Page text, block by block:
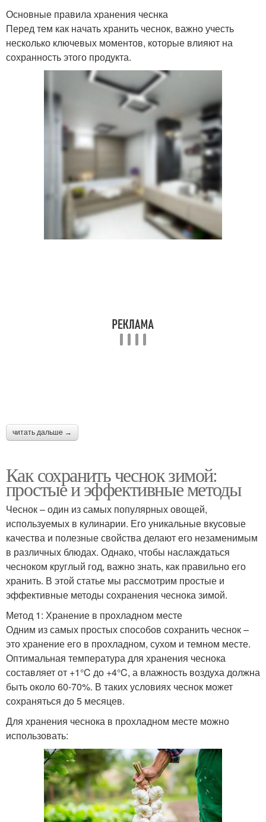
Основные правила хранения чеснка
Перед тем как начать хранить чеснок, важно учесть
несколько ключевых моментов, которые влияют на
сохранность этого продукта.
читать дальше →
Как сохранить чеснок зимой:
простые и эффективные методы
Чеснок – один из самых популярных овощей,
используемых в кулинарии. Его уникальные вкусовые
качества и полезные свойства делают его незаменимым
в различных блюдах. Однако, чтобы наслаждаться
чесноком круглый год, важно знать, как правильно его
хранить. В этой статье мы рассмотрим простые и
эффективные методы сохранения чеснока зимой.
Метод 1: Хранение в прохладном месте
Одним из самых простых способов сохранить чеснок –
это хранение его в прохладном, сухом и темном месте.
Оптимальная температура для хранения чеснока
составляет от +1°C до +4°C, а влажность воздуха должна
быть около 60-70%. В таких условиях чеснок может
сохраняться до 5 месяцев.
Для хранения чеснока в прохладном месте можно
использовать: